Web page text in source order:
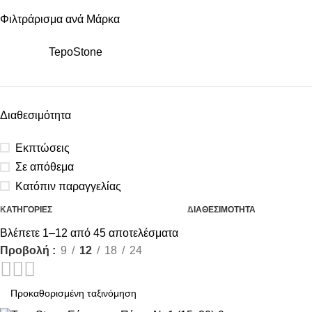
Φιλτράρισμα ανά Μάρκα
TepoStone
Διαθεσιμότητα
Εκπτώσεις
Σε απόθεμα
Κατόπιν παραγγελίας
ΚΑΤΗΓΟΡΙΕΣ ΔΙΑΘΕΣΙΜΟΤΗΤΑ
Βλέπετε 1–12 από 45 αποτελέσματα
Προβολή
9 12 18 24